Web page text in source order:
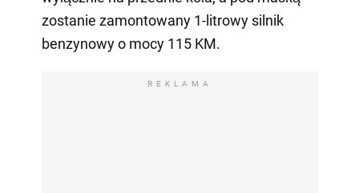
zostanie zamontowany 1-litrowy silnik
benzynowy o mocy 115 KM.
REKLAMA